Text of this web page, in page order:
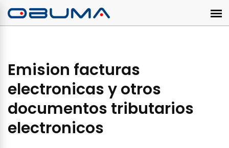
Emision facturas
electronicas y otros
documentos tributarios
electronicos